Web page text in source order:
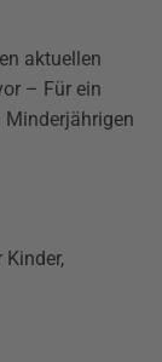
aktuellen
– Für ein
Minderjährigen